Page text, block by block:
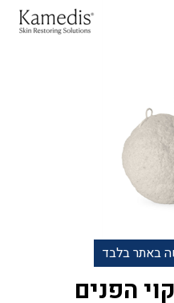
באתר בלבד
הפנים